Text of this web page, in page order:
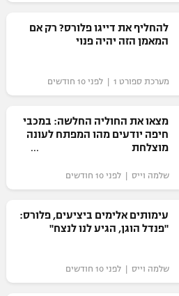
להחליף את דייגו פלורס? רק אם
המאמן הזה יהיה פנוי
מערכת ספורט 1 | לפני 10 חודשים
מצאו את החוליה החלשה: במכבי
חיפה יודעים מהו המפתח לעונה
מוצלחת
שלמה וייס | לפני 10 חודשים
עימותים אלימים ביציעים, פלורס:
"פנדל הוגן, הגיע לנו לנצח"
שלמה וייס | לפני 10 חודשים